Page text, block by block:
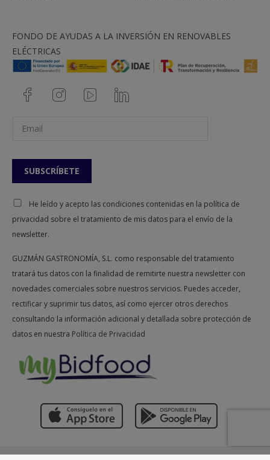
FONDO DE AYUDAS A LA INVERSIÓN EN RENOVABLES
ELÉCTRICAS
He leído y acepto las condiciones contenidas en la política de
privacidad sobre el tratamiento de mis datos para el envío de la
newsletter.
GUZMÁN GASTRONOMÍA, S.L. como responsable del tratamiento
tratará tus datos con la finalidad de remitirte nuestra newsletter con
novedades comerciales sobre nuestros servicios. Puedes acceder,
rectificar y suprimir tus datos, así como ejercer otros derechos
consultando la información adicional y detallada sobre protección de
datos en nuestra Política de Privacidad